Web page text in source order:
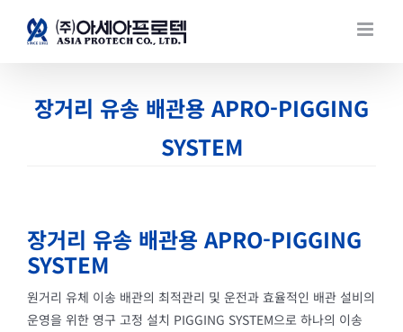
건너뛰기
장거리 유송 배관용 APRO-PIGGING
SYSTEM
장거리 유송 배관용 APRO-PIGGING
SYSTEM
원거리 유체 이송 배관의 최적관리 및 운전과 효율적인 배관 설비의
운영을 위한 영구 고정 설치 PIGGING SYSTEM으로 하나의 이송